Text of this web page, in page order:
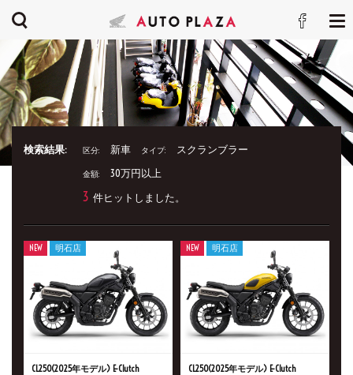
検索結果: 区分: 新車 タイプ: スクランブラー
金額: 30万円以上
3 件ヒットしました。
CL250(2025年モデル) E-Clutch
NEW 明石店
CL250(2025年モデル) E-Clutch
NEW 明石店